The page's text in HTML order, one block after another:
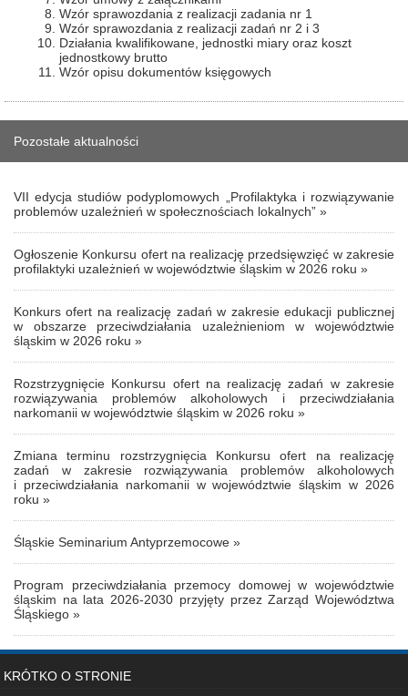
Wzór sprawozdania z realizacji zadania nr 1
Wzór sprawozdania z realizacji zadań nr 2 i 3
Działania kwalifikowane, jednostki miary oraz koszt
jednostkowy brutto
Wzór opisu dokumentów księgowych
Pozostałe aktualności
VII edycja studiów podyplomowych „Profilaktyka i rozwiązywanie
problemów uzależnień w społecznościach lokalnych” »
Ogłoszenie Konkursu ofert na realizację przedsięwzięć w zakresie
profilaktyki uzależnień w województwie śląskim w 2026 roku »
Konkurs ofert na realizację zadań w zakresie edukacji publicznej
w obszarze przeciwdziałania uzależnieniom w województwie
śląskim w 2026 roku »
Rozstrzygnięcie Konkursu ofert na realizację zadań w zakresie
rozwiązywania problemów alkoholowych i przeciwdziałania
narkomanii w województwie śląskim w 2026 roku »
Zmiana terminu rozstrzygnięcia Konkursu ofert na realizację
zadań w zakresie rozwiązywania problemów alkoholowych
i przeciwdziałania narkomanii w województwie śląskim w 2026
roku »
Śląskie Seminarium Antyprzemocowe »
Program przeciwdziałania przemocy domowej w województwie
śląskim na lata 2026-2030 przyjęty przez Zarząd Województwa
Śląskiego »
KRÓTKO O STRONIE